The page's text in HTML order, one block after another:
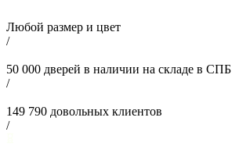
Любой размер и цвет
/
50 000 дверей в наличии на складе в СПБ
/
149 790 довольных клиентов
/